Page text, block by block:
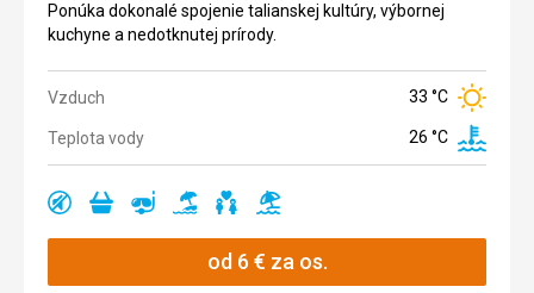
Ponúka dokonalé spojenie talianskej kultúry, výbornej
kuchyne a nedotknutej prírody.
Vzduch 33 °C
Teplota vody 26 °C
Ano Ano Ano Ano Ano
Ano
od 6€ za os.